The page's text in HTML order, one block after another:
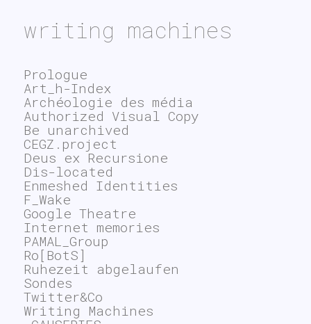
writing machines
Prologue
Art_h-Index
Archéologie des média
Authorized Visual Copy
Be unarchived
CEGZ.project
Deus ex Recursione
Dis-located
Enmeshed Identities
F_Wake
Google Theatre
Internet memories
PAMAL_Group
Ro[BotS]
Ruhezeit abgelaufen
Sondes
Twitter&Co
Writing Machines